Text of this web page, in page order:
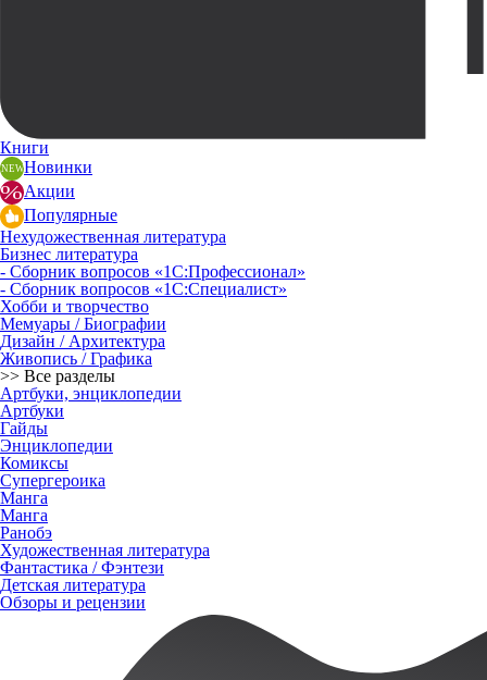
Книги
Новинки
Акции
Популярные
Нехудожественная литература
Бизнес литература
- Сборник вопросов «1С:Профессионал»
- Сборник вопросов «1С:Специалист»
Хобби и творчество
Мемуары / Биографии
Дизайн / Архитектура
Живопись / Графика
>> Все разделы
Артбуки, энциклопедии
Артбуки
Гайды
Энциклопедии
Комиксы
Супергероика
Манга
Манга
Ранобэ
Художественная литература
Фантастика / Фэнтези
Детская литература
Обзоры и рецензии